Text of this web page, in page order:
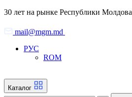
Skip
the
content
30 лет на рынке Республики Молдова
mail@mgm.md
РУС
ROM
Каталог